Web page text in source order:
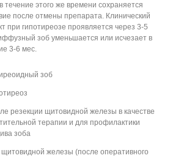
течение этого же времени сохраняется
после отмены препарата. Клинический
при гипотиреозе проявляется через 3-5
зоб уменьшается или исчезает в
3-6 мес.
зоб
резекции щитовидной железы в качестве
терапии и для профилактики
зоба
железы (после оперативного